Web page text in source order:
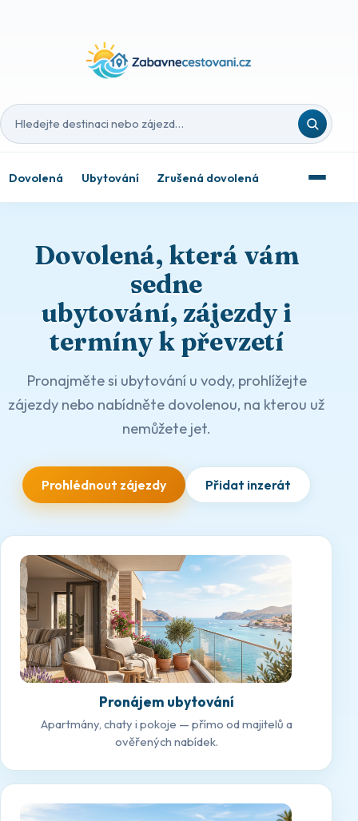
Hledat destinaci nebo zájezd
Dovolená Ubytování Zrušená dovolená
Dovolená, která vám
sedne
ubytování, zájezdy i
termíny k převzetí
Pronajměte si ubytování u vody, prohlížejte
zájezdy nebo nabídněte dovolenou, na kterou už
nemůžete jet.
Prohlédnout zájezdy Přidat inzerát
Pronájem ubytování
Apartmány, chaty i pokoje — přímo od majitelů a
ověřených nabídek.